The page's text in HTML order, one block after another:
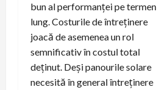
bun al performanței pe termen
lung. Costurile de întreținere
joacă de asemenea un rol
semnificativ în costul total
deținut. Deși panourile solare
necesită în general întreținere